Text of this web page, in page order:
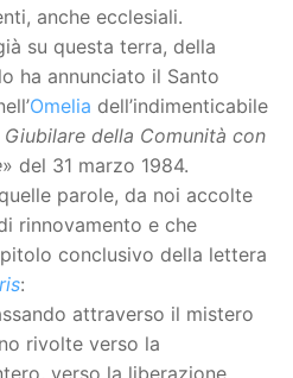
anche ecclesiali.
su questa terra, della
ha annunciato il Santo
Omelia dell’indimenticabile
della Comunità con
» del 31 marzo 1984.
parole, da noi accolte
rinnovamento e che
conclusivo della lettera
:
attraverso il mistero
rivolte verso la
verso la liberazione